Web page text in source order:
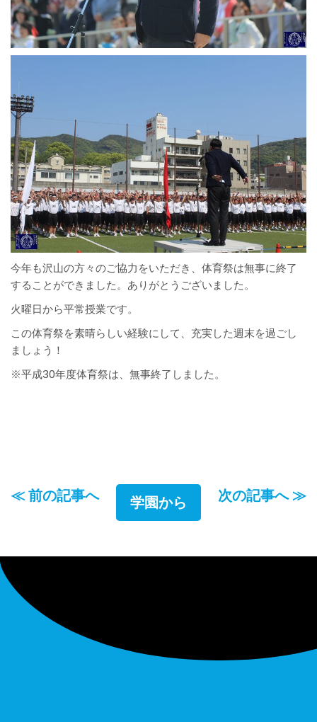
今年も沢山の方々のご協力をいただき、体育祭は無事に終了
することができました。ありがとうございました。
火曜日から平常授業です。
この体育祭を素晴らしい経験にして、充実した週末を過ごし
ましょう！
※平成30年度体育祭は、無事終了しました。
≪ 前の記事へ 学園から 次の記事へ ≫